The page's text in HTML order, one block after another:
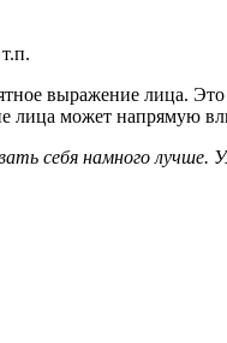
выражение лица. Это
лица может напрямую
себя намного лучше.